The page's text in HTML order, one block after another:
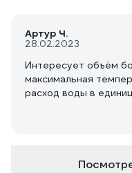
Артур Ч.
28.02.2023
Интересует объём
максимальная
расход воды в